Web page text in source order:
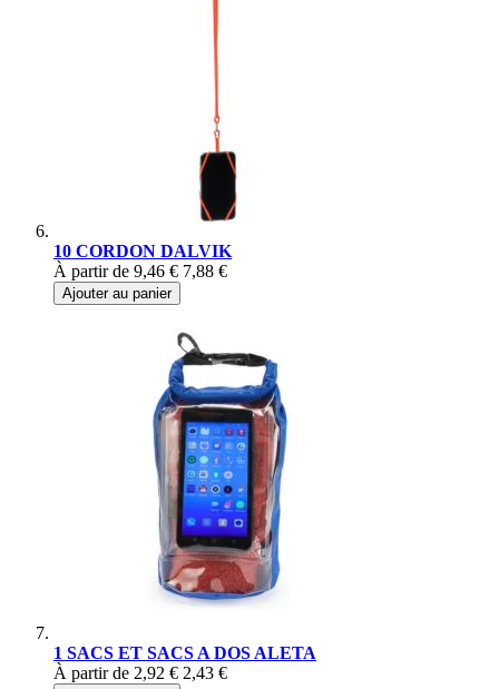
10 CORDON DALVIK
À partir de 9,46 € 7,88 €
Ajouter au panier
1 SACS ET SACS A DOS ALETA
À partir de 2,92 € 2,43 €